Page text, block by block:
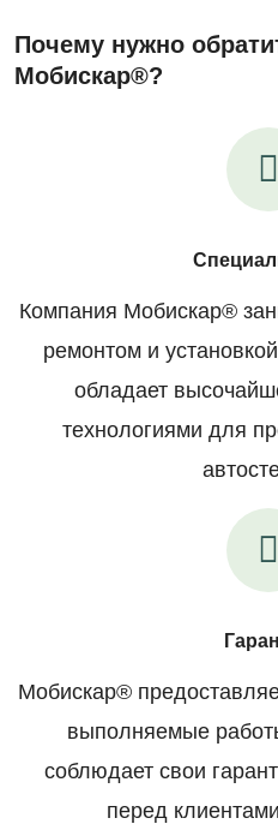
Почему нужно
Мобискар®?
Компания Мобискар®
ремонтом и
обладает
технологиями для
Мобискар®
выполняемые
соблюдает свои
перед